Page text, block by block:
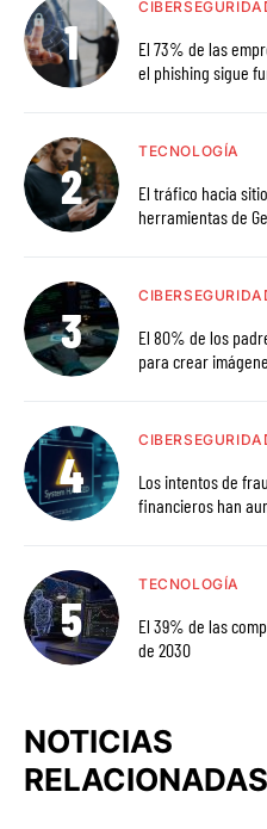
El 73% de las
el phishing sigue
TECNOLOGÍA
El tráfico hacia
herramientas de
El 80% de los
para crear
Los intentos de
financieros han
TECNOLOGÍA
El 39% de las
de 2030
NOTICIAS
RELACIONADAS